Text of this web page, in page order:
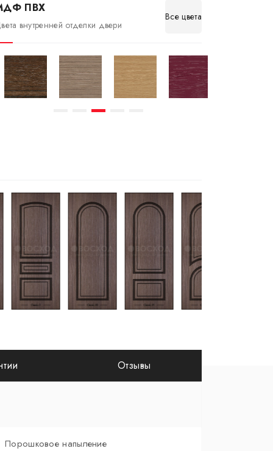
ПВХ
внутренней отделки двери
Все цвета
Отзывы
Порошковое напыление